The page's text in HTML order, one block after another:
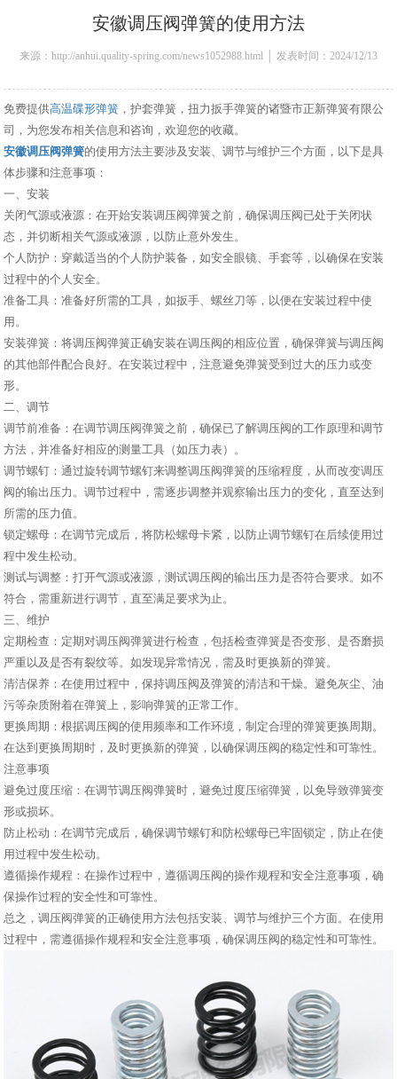
安徽调压阀弹簧的使用方法
来源：http://anhui.quality-spring.com/news1052988.html │ 发表时间：2024/12/13
免费提供高温碟形弹簧 ，护套弹簧，扭力扳手弹簧的诸暨市正新弹簧有限公
司，为您发布相关信息和咨询，欢迎您的收藏。
安徽调压阀弹簧的使用方法主要涉及安装、调节与维护三个方面，以下是具
体步骤和注意事项：
一、安装
关闭气源或液源：在开始安装调压阀弹簧之前，确保调压阀已处于关闭状
态，并切断相关气源或液源，以防止意外发生。
个人防护：穿戴适当的个人防护装备，如安全眼镜、手套等，以确保在安装
过程中的个人安全。
准备工具：准备好所需的工具，如扳手、螺丝刀等，以便在安装过程中使
用。
安装弹簧：将调压阀弹簧正确安装在调压阀的相应位置，确保弹簧与调压阀
的其他部件配合良好。在安装过程中，注意避免弹簧受到过大的压力或变
形。
二、调节
调节前准备：在调节调压阀弹簧之前，确保已了解调压阀的工作原理和调节
方法，并准备好相应的测量工具（如压力表）。
调节螺钉：通过旋转调节螺钉来调整调压阀弹簧的压缩程度，从而改变调压
阀的输出压力。调节过程中，需逐步调整并观察输出压力的变化，直至达到
所需的压力值。
锁定螺母：在调节完成后，将防松螺母卡紧，以防止调节螺钉在后续使用过
程中发生松动。
测试与调整：打开气源或液源，测试调压阀的输出压力是否符合要求。如不
符合，需重新进行调节，直至满足要求为止。
三、维护
定期检查：定期对调压阀弹簧进行检查，包括检查弹簧是否变形、是否磨损
严重以及是否有裂纹等。如发现异常情况，需及时更换新的弹簧。
清洁保养：在使用过程中，保持调压阀及弹簧的清洁和干燥。避免灰尘、油
污等杂质附着在弹簧上，影响弹簧的正常工作。
更换周期：根据调压阀的使用频率和工作环境，制定合理的弹簧更换周期。
在达到更换周期时，及时更换新的弹簧，以确保调压阀的稳定性和可靠性。
注意事项
避免过度压缩：在调节调压阀弹簧时，避免过度压缩弹簧，以免导致弹簧变
形或损坏。
防止松动：在调节完成后，确保调节螺钉和防松螺母已牢固锁定，防止在使
用过程中发生松动。
遵循操作规程：在操作过程中，遵循调压阀的操作规程和安全注意事项，确
保操作过程的安全性和可靠性。
总之，调压阀弹簧的正确使用方法包括安装、调节与维护三个方面。在使用
过程中，需遵循操作规程和安全注意事项，确保调压阀的稳定性和可靠性。